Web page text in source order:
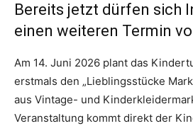
Bereits jetzt dürfen sich
einen weiteren Termin
Am 14. Juni 2026 plant das
erstmals den „Lieblingsstücke
aus Vintage- und
Veranstaltung kommt direkt der